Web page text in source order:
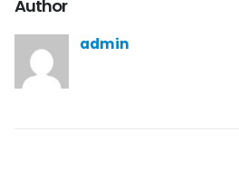
Author
admin